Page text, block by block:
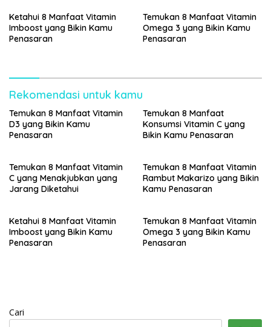
Ketahui 8 Manfaat Vitamin
Imboost yang Bikin Kamu
Penasaran
Temukan 8 Manfaat Vitamin
Omega 3 yang Bikin Kamu
Penasaran
Rekomendasi untuk kamu
Temukan 8 Manfaat Vitamin
D3 yang Bikin Kamu
Penasaran
Temukan 8 Manfaat
Konsumsi Vitamin C yang
Bikin Kamu Penasaran
Temukan 8 Manfaat Vitamin
C yang Menakjubkan yang
Jarang Diketahui
Temukan 8 Manfaat Vitamin
Rambut Makarizo yang Bikin
Kamu Penasaran
Ketahui 8 Manfaat Vitamin
Imboost yang Bikin Kamu
Penasaran
Temukan 8 Manfaat Vitamin
Omega 3 yang Bikin Kamu
Penasaran
Cari